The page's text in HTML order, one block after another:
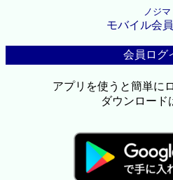
ノジマ
モバイル会
会員ログ
アプリを使うと簡単に
ダウンロード